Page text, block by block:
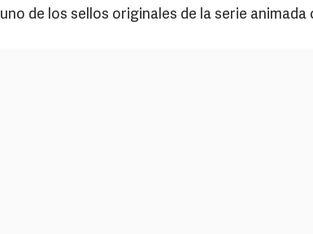
uno de los sellos originales de la serie